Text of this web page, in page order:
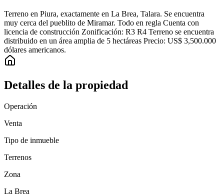
Terreno en Piura, exactamente en La Brea, Talara. Se encuentra
muy cerca del pueblito de Miramar. Todo en regla Cuenta con
licencia de construcción Zonificación: R3 R4 Terreno se encuentra
distribuido en un área amplia de 5 hectáreas Precio: US$ 3,500.000
dólares americanos.
Detalles de la propiedad
Operación
Venta
Tipo de inmueble
Terrenos
Zona
La Brea